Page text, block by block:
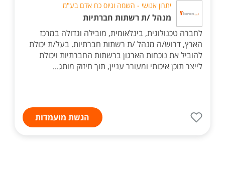
יתרון אנושי - השמה וגיוס כח אדם בע"מ
מנהל /ת רשתות חברתיות
לחברה טכנולוגית, בינלאומית, מובילה וגדולה במרכז
הארץ, דרוש/ה מנהל /ת רשתות חברתיות. בעל/ת יכולת
להוביל את נוכחות הארגון ברשתות החברתיות ויכולת
לייצר תוכן איכותי ומעורר עניין, תוך חיזוק מותג...
הגשת מועמדות